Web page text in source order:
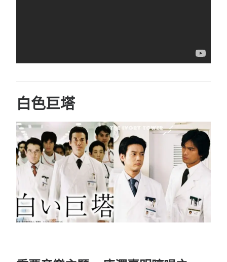
白色巨塔